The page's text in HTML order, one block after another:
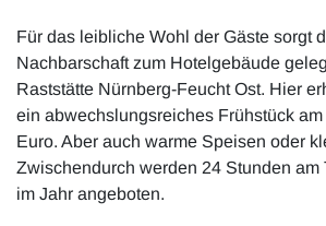
Für das leibliche Wohl der Gäste sorgt
Nachbarschaft zum Hotelgebäude
Raststätte Nürnberg-Feucht Ost. Hier
ein abwechslungsreiches Frühstück
Euro. Aber auch warme Speisen oder
Zwischendurch werden 24 Stunden am
im Jahr angeboten.